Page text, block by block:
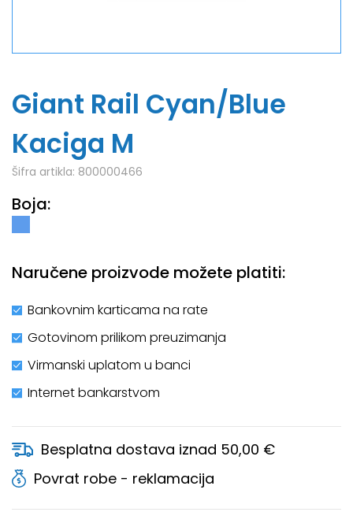
Giant Rail Cyan/Blue
Kaciga M
Šifra artikla: 800000466
Boja:
Naručene proizvode možete platiti:
Bankovnim karticama na rate
Gotovinom prilikom preuzimanja
Virmanski uplatom u banci
Internet bankarstvom
Besplatna dostava iznad 50,00 €
Povrat robe - reklamacija